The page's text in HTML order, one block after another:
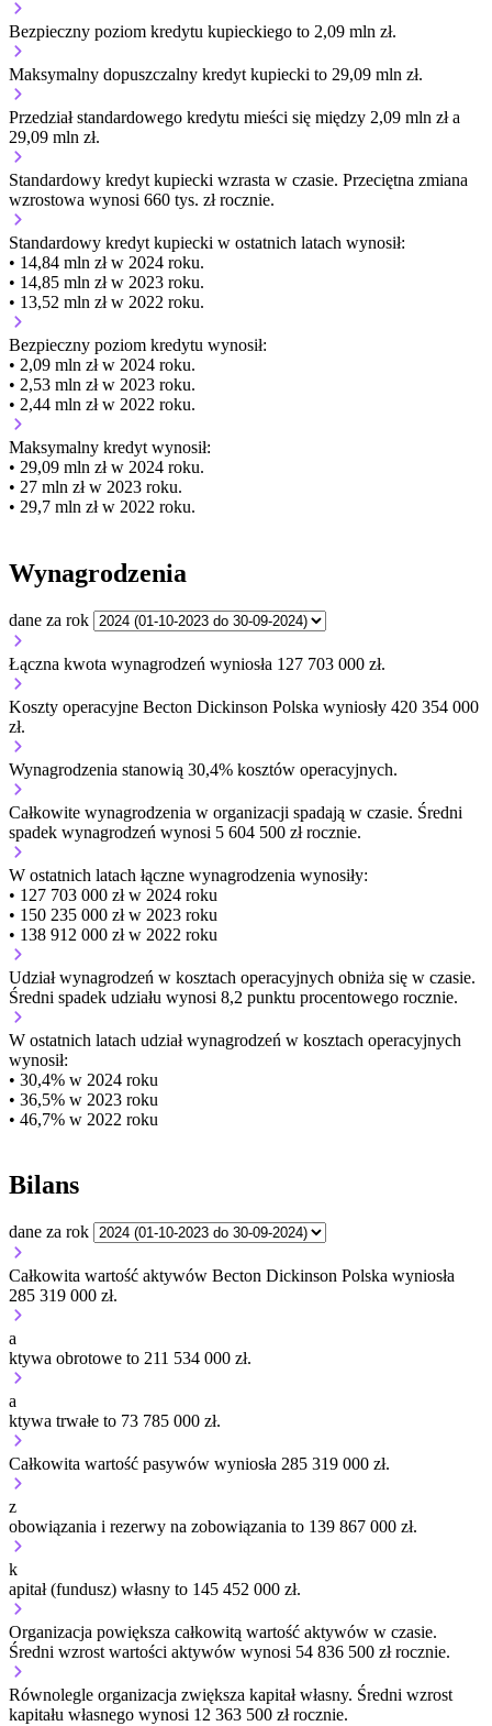
Bezpieczny poziom kredytu kupieckiego to 2,09 mln zł.
Maksymalny dopuszczalny kredyt kupiecki to 29,09 mln zł.
Przedział standardowego kredytu mieści się między 2,09 mln zł a
29,09 mln zł.
Standardowy kredyt kupiecki wzrasta w czasie. Przeciętna zmiana
wzrostowa wynosi 660 tys. zł rocznie.
Standardowy kredyt kupiecki w ostatnich latach wynosił:
• 14,84 mln zł w 2024 roku.
• 14,85 mln zł w 2023 roku.
• 13,52 mln zł w 2022 roku.
Bezpieczny poziom kredytu wynosił:
• 2,09 mln zł w 2024 roku.
• 2,53 mln zł w 2023 roku.
• 2,44 mln zł w 2022 roku.
Maksymalny kredyt wynosił:
• 29,09 mln zł w 2024 roku.
• 27 mln zł w 2023 roku.
• 29,7 mln zł w 2022 roku.
Wynagrodzenia
dane za rok
Łączna kwota wynagrodzeń wyniosła 127 703 000 zł.
Koszty operacyjne Becton Dickinson Polska wyniosły 420 354 000
zł.
Wynagrodzenia stanowią 30,4% kosztów operacyjnych.
Całkowite wynagrodzenia w organizacji spadają w czasie. Średni
spadek wynagrodzeń wynosi 5 604 500 zł rocznie.
W ostatnich latach łączne wynagrodzenia wynosiły:
• 127 703 000 zł w 2024 roku
• 150 235 000 zł w 2023 roku
• 138 912 000 zł w 2022 roku
Udział wynagrodzeń w kosztach operacyjnych obniża się w czasie.
Średni spadek udziału wynosi 8,2 punktu procentowego rocznie.
W ostatnich latach udział wynagrodzeń w kosztach operacyjnych
wynosił:
• 30,4% w 2024 roku
• 36,5% w 2023 roku
• 46,7% w 2022 roku
Bilans
dane za rok
Całkowita wartość aktywów Becton Dickinson Polska wyniosła
285 319 000 zł.
a
ktywa obrotowe to 211 534 000 zł.
a
ktywa trwałe to 73 785 000 zł.
Całkowita wartość pasywów wyniosła 285 319 000 zł.
z
obowiązania i rezerwy na zobowiązania to 139 867 000 zł.
k
apitał (fundusz) własny to 145 452 000 zł.
Organizacja powiększa całkowitą wartość aktywów w czasie.
Średni wzrost wartości aktywów wynosi 54 836 500 zł rocznie.
Równolegle organizacja zwiększa kapitał własny. Średni wzrost
kapitału własnego wynosi 12 363 500 zł rocznie.